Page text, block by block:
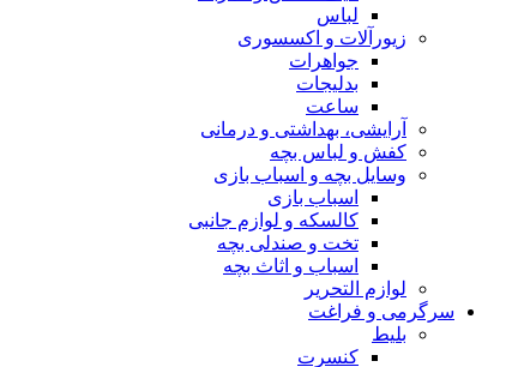
لباس
زیورآلات و اکسسوری
جواهرات
بدلیجات
ساعت
آرایشی، بهداشتی و درمانی
کفش و لباس بچه
وسایل بچه و اسباب بازی
اسباب بازی
کالسکه و لوازم جانبی
تخت و صندلی بچه
اسباب و اثاث بچه
لوازم التحریر
سرگرمی و فراغت
بلیط
کنسرت